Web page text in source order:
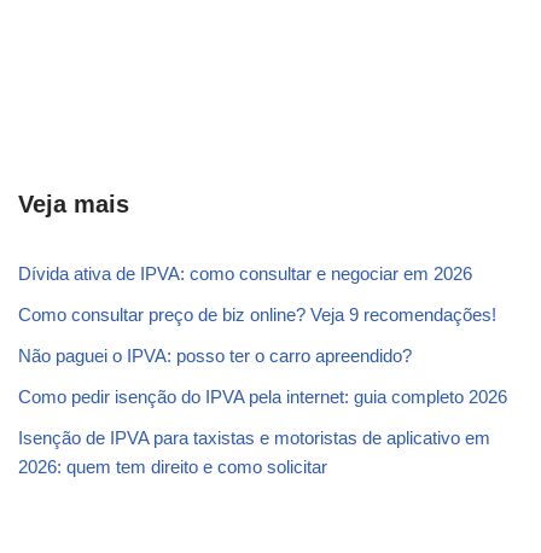
Veja mais
Dívida ativa de IPVA: como consultar e negociar em 2026
Como consultar preço de biz online? Veja 9 recomendações!
Não paguei o IPVA: posso ter o carro apreendido?
Como pedir isenção do IPVA pela internet: guia completo 2026
Isenção de IPVA para taxistas e motoristas de aplicativo em
2026: quem tem direito e como solicitar